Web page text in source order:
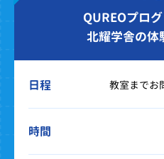
QUREOプロ
北耀学舎の体
日程 教室までお
時間